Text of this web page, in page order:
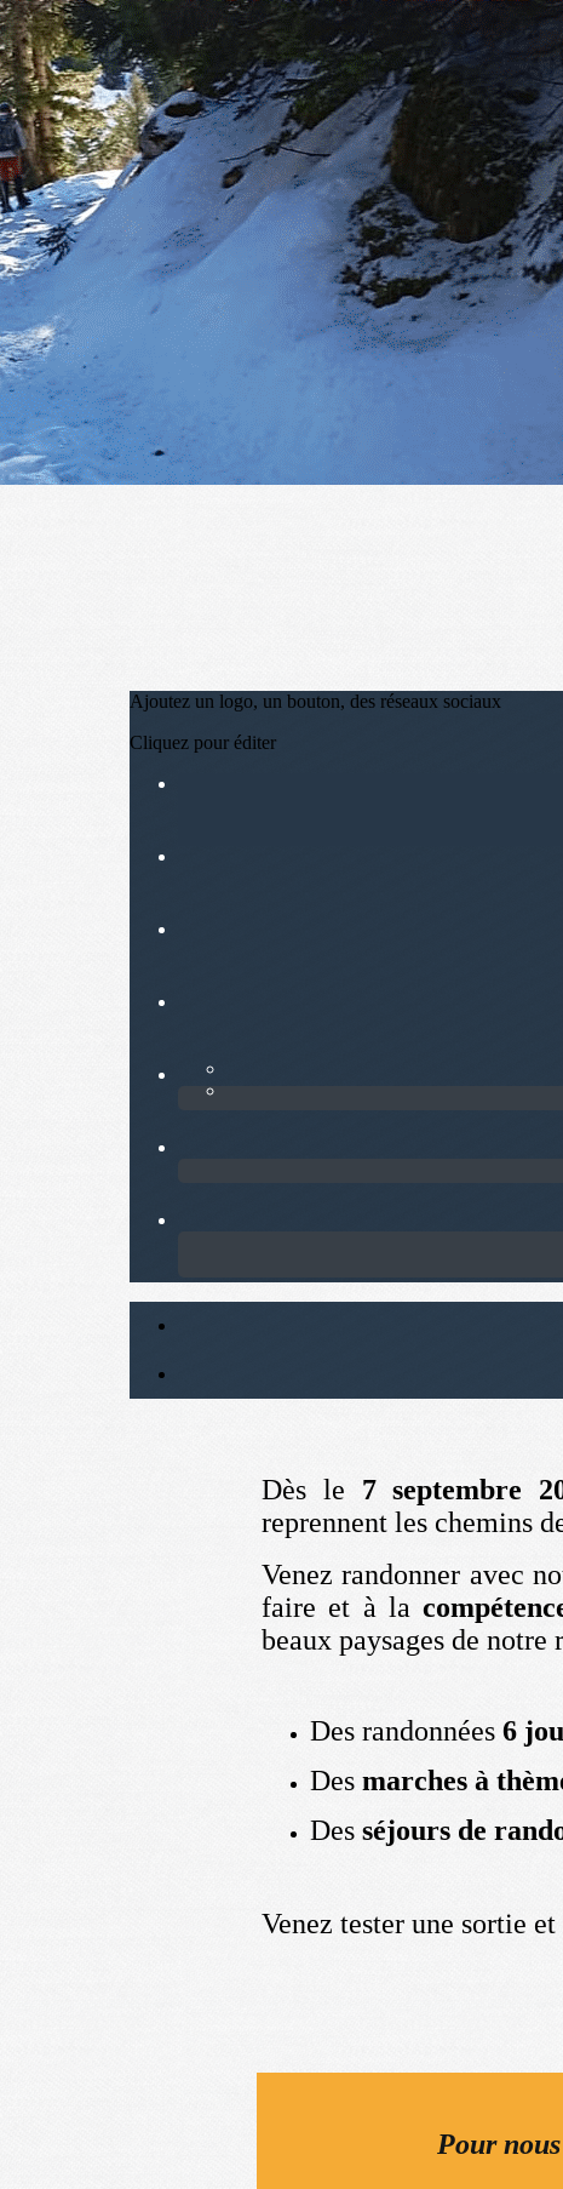
Exporter les lignes sélectionnées
Exporter toutes les colonnes
Exporter uniquement les colonnes affichées
Menu
?>
Images de la page d'accueil
Cliquez pour éditer
Ajoutez un logo, un bouton, des réseaux sociaux
Cliquez pour éditer
Dès le 7 septembre
reprennent les chemins
Venez randonner avec
faire et à la
beaux paysages de notre
Des randonnées 6
Des marches à
Des séjours de
Venez tester une sortie
Pour